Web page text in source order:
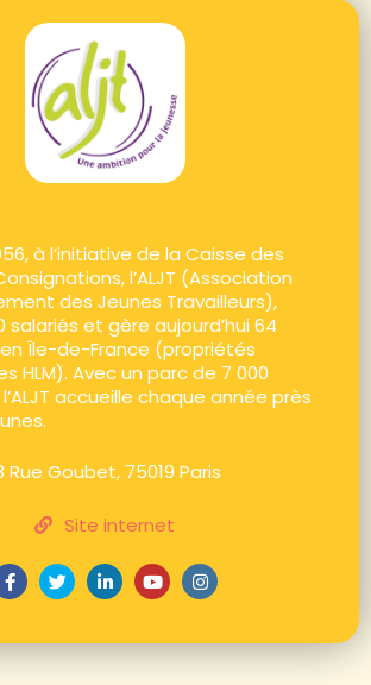
à l’initiative de la Caisse des
l’ALJT (Association
des Jeunes Travailleurs),
et gère aujourd’hui 64
Île-de-France (propriétés
HLM). Avec un parc de 7 000
accueille chaque année près
Rue Goubet, 75019 Paris
Site internet